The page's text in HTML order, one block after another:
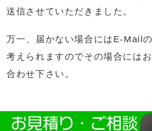
送信させていただきました。
万一、届かない場合にはE-Mail
考えられますのでその場合には
合わせ下さい。